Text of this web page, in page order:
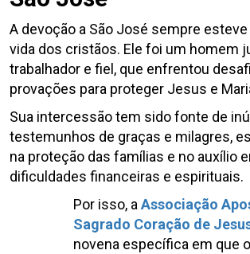
A devoção a São José sempre
vida dos cristãos. Ele foi um homem
trabalhador e fiel, que enfrentou
provações para proteger Jesus e
Sua intercessão tem sido fonte de
testemunhos de graças e milagres,
na proteção das famílias e no auxílio
dificuldades financeiras e espirituais.
Por isso, aAssociação
Sagrado Coração de
novena específica em que